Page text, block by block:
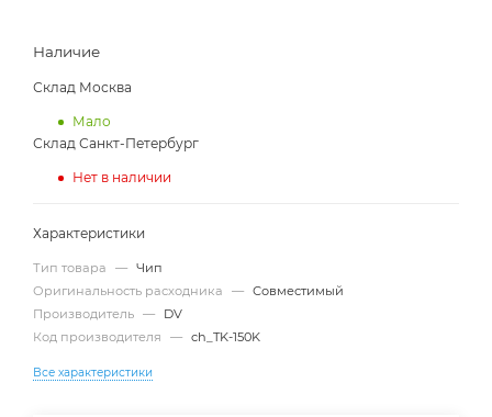
Наличие
Склад Москва
Мало
Склад Санкт-Петербург
Нет в наличии
Характеристики
Тип товара — Чип
Оригинальность расходника
— Совместимый
Производитель —
DV
Код производителя
— ch_TK-150K
Все характеристики